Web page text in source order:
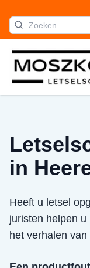
in
Heeft u letsel
juristen helpen
het verhalen